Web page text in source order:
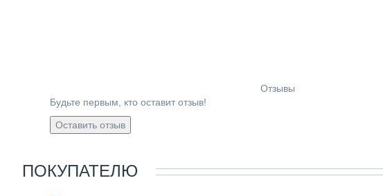
Отзывы
Будьте первым, кто оставит отзыв!
Оставить отзыв
ПОКУПАТЕЛЮ